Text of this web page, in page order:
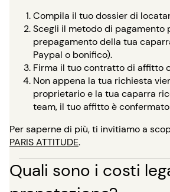
Compila il tuo dossier di
Scegli il metodo di pagamento
prepagamento della tua
Paypal o bonifico).
Firma il tuo contratto di affitto
Non appena la tua richiesta
proprietario e la tua caparra
team, il tuo affitto è
Per saperne di più, ti invitiamo a
PARIS ATTITUDE.
Quali sono i costi